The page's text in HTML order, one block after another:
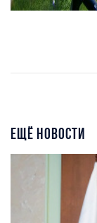
ЕЩЁ НОВОСТИ